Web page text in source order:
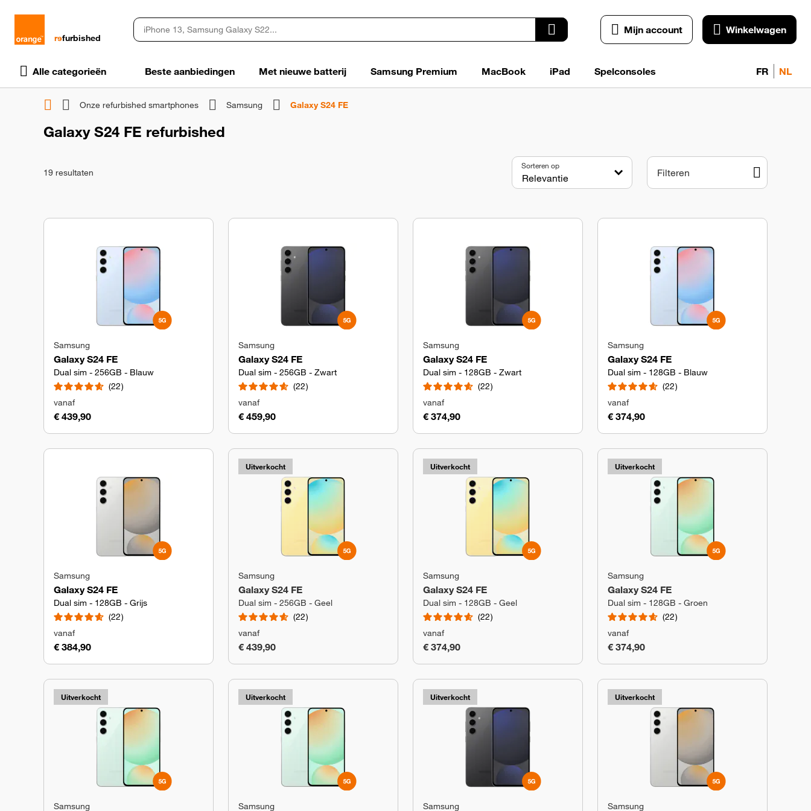
rɘfurbished
Mijn account Winkelwagen
Alle categorieën Beste aanbiedingen Met nieuwe batterij Samsung Premium MacBook iPad Spelconsoles FR NL
Onze refurbished smartphones Samsung Galaxy S24 FE
Galaxy S24 FE refurbished
19 resultaten
Sorteren op
Filteren
Samsung
Galaxy S24 FE
Dual sim - 256GB - Blauw
22
vanaf
€ 439,90
Samsung
Galaxy S24 FE
Dual sim - 256GB - Zwart
22
vanaf
€ 459,90
Samsung
Galaxy S24 FE
Dual sim - 128GB - Zwart
22
vanaf
€ 374,90
Samsung
Galaxy S24 FE
Dual sim - 128GB - Blauw
22
vanaf
€ 374,90
Samsung
Galaxy S24 FE
Dual sim - 128GB - Grijs
22
vanaf
€ 384,90
Uitverkocht
Samsung
Galaxy S24 FE
Dual sim - 256GB - Geel
22
vanaf
€ 439,90
Uitverkocht
Samsung
Galaxy S24 FE
Dual sim - 128GB - Geel
22
vanaf
€ 374,90
Uitverkocht
Samsung
Galaxy S24 FE
Dual sim - 128GB - Groen
22
vanaf
€ 374,90
Uitverkocht
Samsung
Uitverkocht
Samsung
Uitverkocht
Samsung
Uitverkocht
Samsung